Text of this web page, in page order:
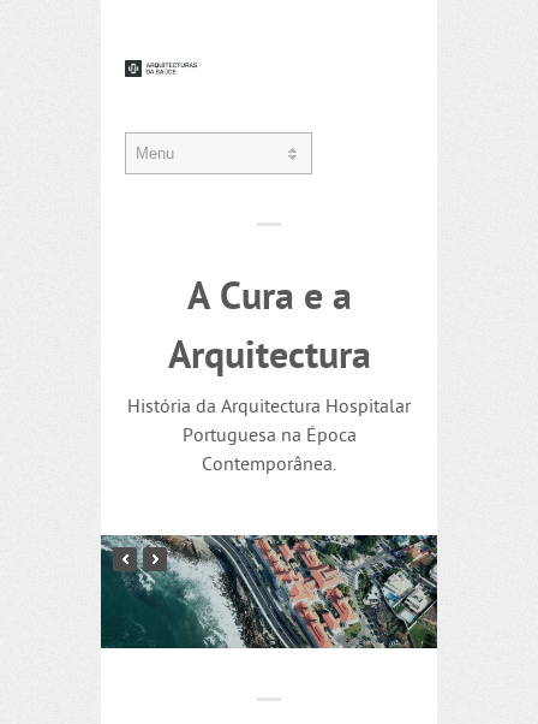
A Cura e a
Arquitectura
História da Arquitectura Hospitalar
Portuguesa na Época
Contemporânea.